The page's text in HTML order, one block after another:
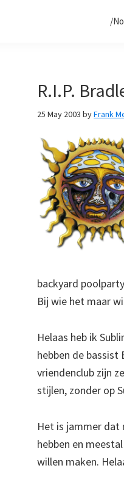
/
R.I.P.
25 May 2003 byFrank
backyard
Bij wie het maar
Helaas heb ik
hebben de bassist
vriendenclub zijn
stijlen, zonder op
Het is jammer dat
hebben en
willen maken.